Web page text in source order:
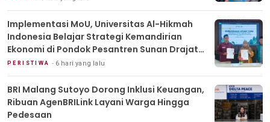
Implementasi MoU, Universitas Al-Hikmah
Indonesia Belajar Strategi Kemandirian
Ekonomi di Pondok Pesantren Sunan Drajat
Lamongan
PERISTIWA 6 hari yang lalu
BRI Malang Sutoyo Dorong Inklusi Keuangan,
Ribuan AgenBRILink Layani Warga Hingga
Pedesaan